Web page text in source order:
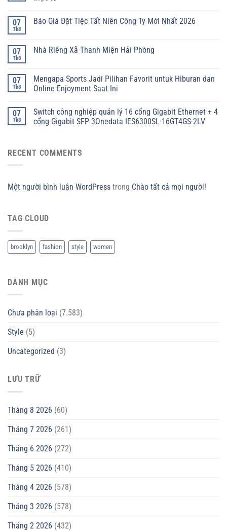
07
Th8
Báo Giá Đặt Tiệc Tất Niên Công Ty Mới Nhất 2026
07
Th8
Nhà Riêng Xã Thanh Miện Hải Phòng
07
Th8
Mengapa Sports Jadi Pilihan Favorit untuk Hiburan dan
Online Enjoyment Saat Ini
07
Th8
Switch công nghiệp quản lý 16 cổng Gigabit Ethernet + 4
cổng Gigabit SFP 3Onedata IES6300SL-16GT4GS-2LV
RECENT COMMENTS
Một người bình luận WordPress trong Chào tất cả mọi người!
TAG CLOUD
brooklyn fashion style women
DANH MỤC
Chưa phân loại (7.583)
Style (5)
Uncategorized (3)
LƯU TRỮ
Tháng 8 2026 (60)
Tháng 7 2026 (261)
Tháng 6 2026 (272)
Tháng 5 2026 (410)
Tháng 4 2026 (578)
Tháng 3 2026 (578)
Tháng 2 2026 (432)